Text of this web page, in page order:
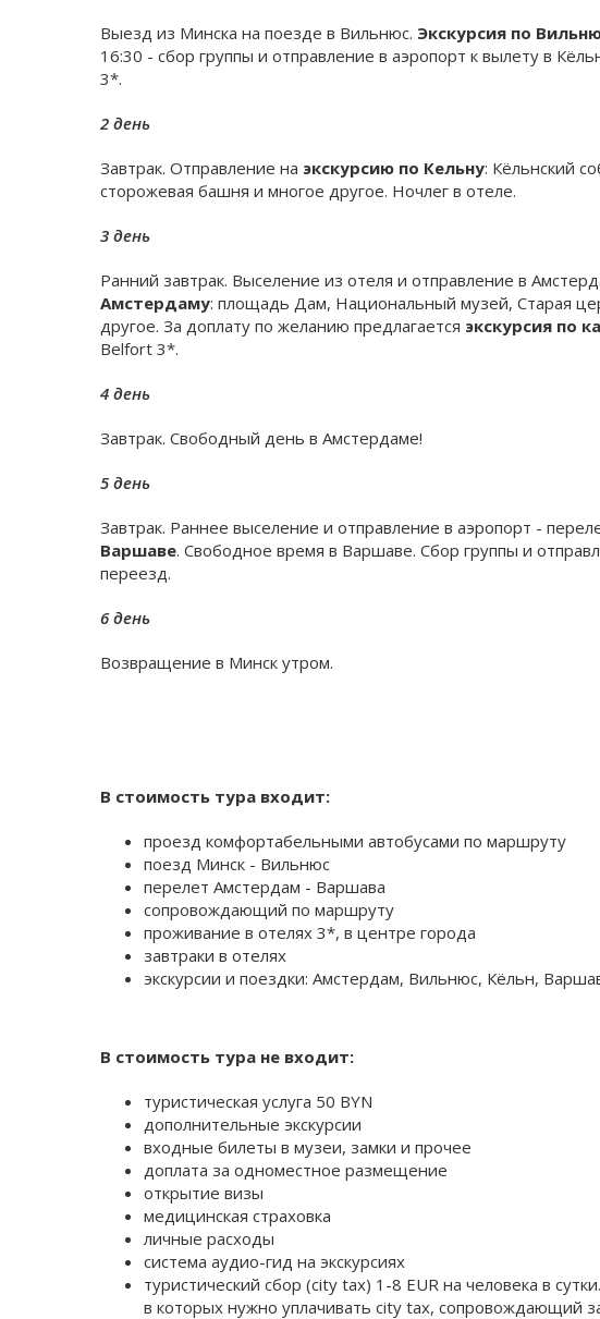
Выезд из Минска на поезде в Вильнюс. Экскурсия по
16:30 - сбор группы и отправление в аэропорт к вылету в
3*.
2 день
Завтрак. Отправление на экскурсию по Кельну: Кёльнский
сторожевая башня и многое другое. Ночлег в отеле.
3 день
Ранний завтрак. Выселение из отеля и отправление в
Амстердаму: площадь Дам, Национальный музей, Старая
другое. За доплату по желанию предлагается экскурсия по
Belfort 3*.
4 день
Завтрак. Свободный день в Амстердаме!
5 день
Завтрак. Раннее выселение и отправление в аэропорт -
Варшаве. Свободное время в Варшаве. Сбор группы и
переезд.
6 день
Возвращение в Минск утром.
В стоимость тура входит:
проезд комфортабельными автобусами по маршруту
поезд Минск - Вильнюс
перелет Амстердам - Варшава
сопровождающий по маршруту
проживание в отелях 3*, в центре города
завтраки в отелях
экскурсии и поездки: Амстердам, Вильнюс, Кёльн,
В стоимость тура не входит:
туристическая услуга 50 BYN
дополнительные экскурсии
входные билеты в музеи, замки и прочее
доплата за одноместное размещение
открытие визы
медицинская страховка
личные расходы
система аудио-гид на экскурсиях
туристический сбор (city tax) 1-8 EUR на человека в
в которых нужно уплачивать city tax, сопровождающий